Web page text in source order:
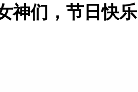
神们，节日快乐